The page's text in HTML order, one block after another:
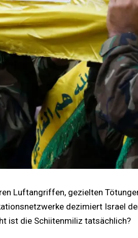
Luftangriffen, gezielten
dezimiert Israel
ist die Schiitenmiliz tatsächlich?